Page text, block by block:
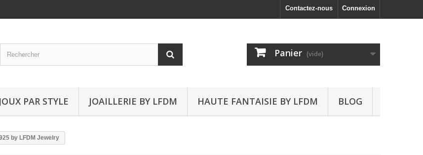
Connexion
Contactez-nous
Panier (vide)
PAR STYLE JOAILLERIE BY LFDM HAUTE FANTAISIE BY LFDM BLOG
by LFDM Jewelry